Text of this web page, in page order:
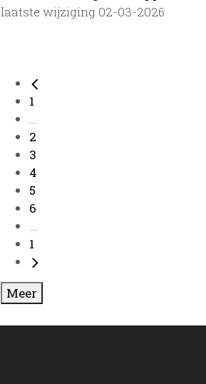
laatste wijziging 02-03-2026
1
...
2
3
4
5
6
...
1
Meer